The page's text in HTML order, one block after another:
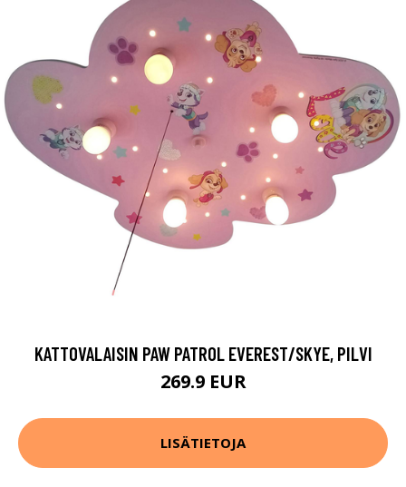
KATTOVALAISIN PAW PATROL EVEREST/SKYE, PILVI
269.9 EUR
LISÄTIETOJA